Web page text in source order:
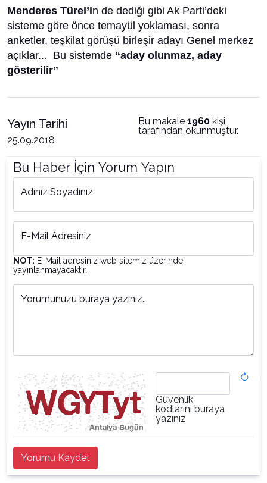
Menderes Türel’in de dediği gibi Ak Parti’deki
sisteme göre önce temayül yoklaması, sonra
anketler, teşkilat görüşü birleşir adayı Genel merkez
açıklar... Bu sistemde “aday olunmaz, aday
gösterilir”
Yayın Tarihi
25.09.2018
Bu makale 1960 kişi
tarafından okunmuştur.
Bu Haber İçin Yorum Yapın
Adınız Soyadınız
E-Mail Adresiniz
NOT: E-Mail adresiniz web sitemiz üzerinde
yayınlanmayacaktır.
Yorumunuzu buraya yazınız...
Güvenlik
kodlarını buraya
yazınız
Yorumu Kaydet